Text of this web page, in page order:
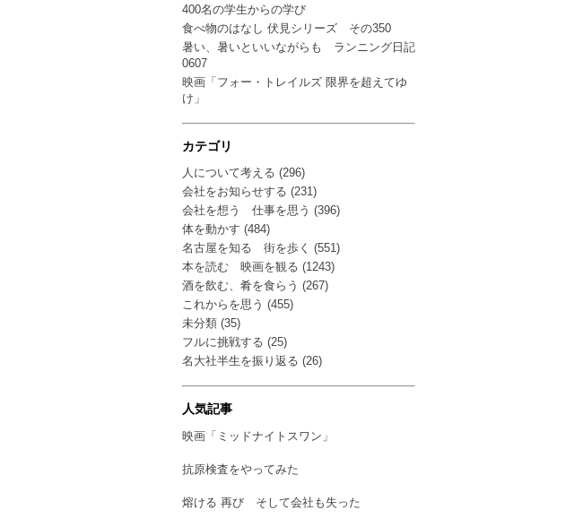
400名の学生からの学び
食べ物のはなし 伏見シリーズ その350
暑い、暑いといいながらも ランニング日記
0607
映画「フォー・トレイルズ 限界を超えてゆ
け」
カテゴリ
人について考える (296)
会社をお知らせする (231)
会社を想う 仕事を思う (396)
体を動かす (484)
名古屋を知る 街を歩く (551)
本を読む 映画を観る (1243)
酒を飲む、肴を食らう (267)
これからを思う (455)
未分類 (35)
フルに挑戦する (25)
名大社半生を振り返る (26)
人気記事
映画「ミッドナイトスワン」
抗原検査をやってみた
熔ける 再び そして会社も失った